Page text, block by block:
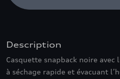
Description
Casquette snapback noire
à séchage rapide et évacuant